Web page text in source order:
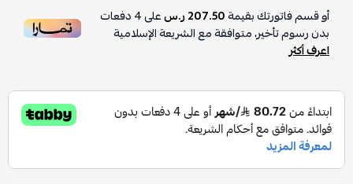
أو قسم فاتورتك بقيمة207.50 ر.س على4دفعات
بدون رسوم تأخير، متوافقة مع الشريعة الإسلامية
اعرف أكثر